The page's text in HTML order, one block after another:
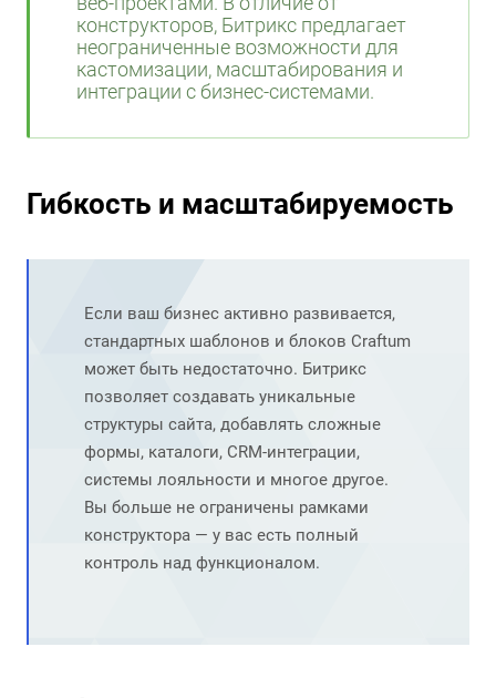
конструкторов, Битрикс предлагает
неограниченные возможности для
кастомизации, масштабирования и
интеграции с бизнес-системами.
Гибкость и масштабируемость
Если ваш бизнес активно развивается,
стандартных шаблонов и блоков Craftum
может быть недостаточно. Битрикс
позволяет создавать уникальные
структуры сайта, добавлять сложные
формы, каталоги, CRM-интеграции,
системы лояльности и многое другое.
Вы больше не ограничены рамками
конструктора — у вас есть полный
контроль над функционалом.